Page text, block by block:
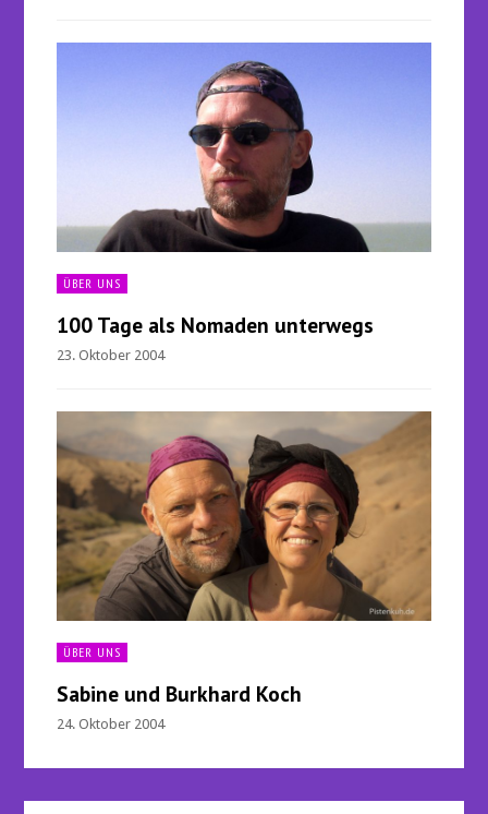
ÜBER UNS
100 Tage als Nomaden unterwegs
23. Oktober 2004
ÜBER UNS
Sabine und Burkhard Koch
24. Oktober 2004